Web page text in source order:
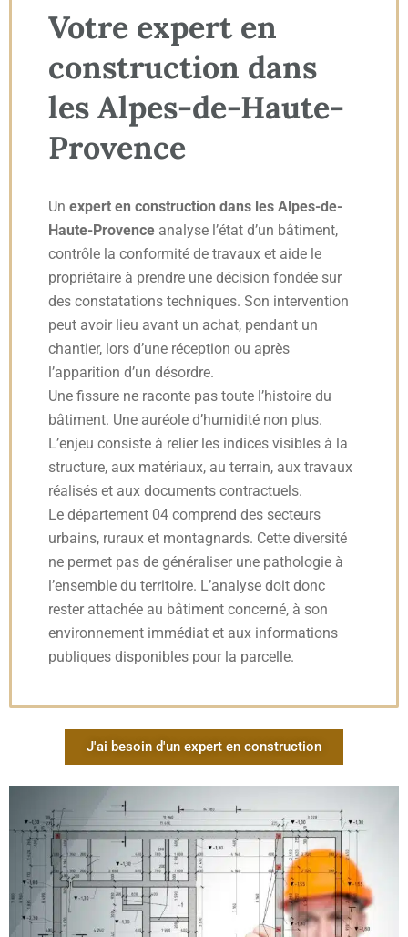
Votre expert en
construction dans
les Alpes-de-Haute-
Provence
Un expert en construction dans les Alpes-de-
Haute-Provence analyse l’état d’un bâtiment,
contrôle la conformité de travaux et aide le
propriétaire à prendre une décision fondée sur
des constatations techniques. Son intervention
peut avoir lieu avant un achat, pendant un
chantier, lors d’une réception ou après
l’apparition d’un désordre.
Une fissure ne raconte pas toute l’histoire du
bâtiment. Une auréole d’humidité non plus.
L’enjeu consiste à relier les indices visibles à la
structure, aux matériaux, au terrain, aux travaux
réalisés et aux documents contractuels.
Le département 04 comprend des secteurs
urbains, ruraux et montagnards. Cette diversité
ne permet pas de généraliser une pathologie à
l’ensemble du territoire. L’analyse doit donc
rester attachée au bâtiment concerné, à son
environnement immédiat et aux informations
publiques disponibles pour la parcelle.
J'ai besoin d'un expert en construction